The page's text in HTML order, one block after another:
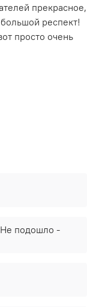
прекрасное,
респект!
просто очень
Не подошло -